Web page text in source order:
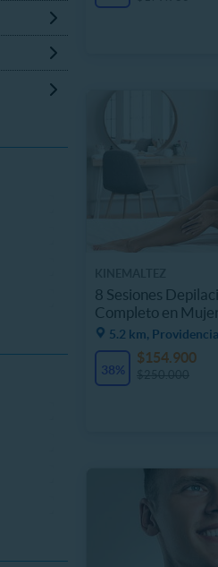
8 Sesiones
Completo en
5.2 km, Providencia
38%
$154.900